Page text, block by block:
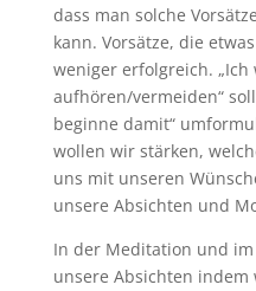
dass man solche
kann. Vorsätze, die
weniger erfolgreich. „Ich
aufhören/vermeiden“
beginne damit“
wollen wir stärken,
uns mit unseren
unsere Absichten und
In der Meditation und
unsere Absichten